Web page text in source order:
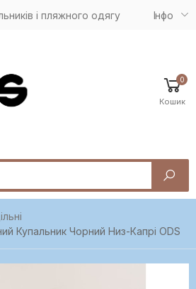
і пляжного одягу Iнфо
menu
0
Кошик
Купальник Чорний Низ-Капрі ODS